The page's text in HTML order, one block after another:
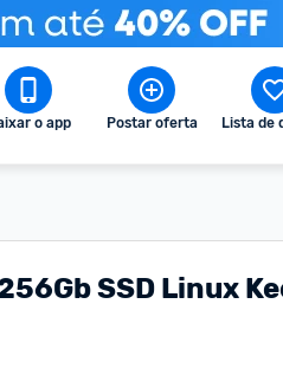
o app Postar oferta Lista de
SSD Linux